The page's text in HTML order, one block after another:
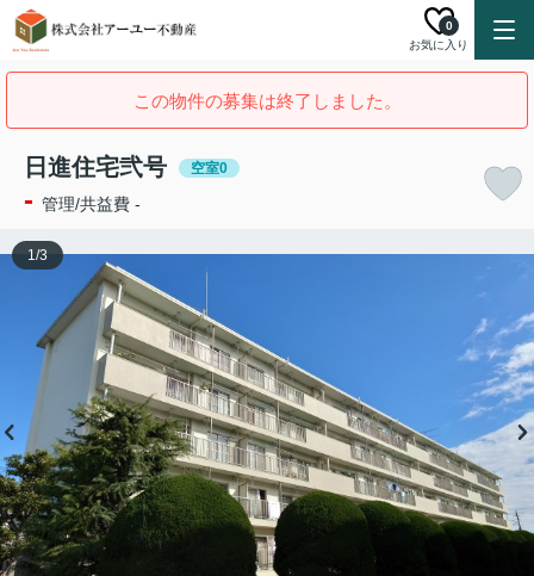
お気に入り
0
この物件の募集は終了しました。
日進住宅弐号 空室0
- 管理/共益費 -
1/3